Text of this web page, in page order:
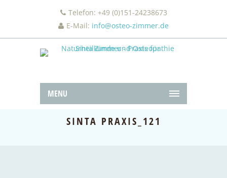
Telefon: +49 (0)151-24238673
E-Mail: info@osteo-zimmer.de
MENU
SINTA PRAXIS_121